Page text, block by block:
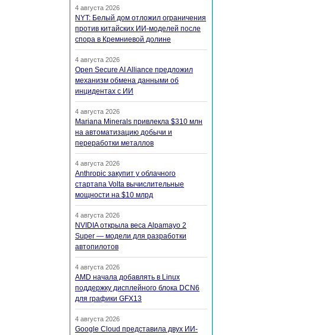
4 августа 2026
NYT: Белый дом отложил ограничения
против китайских ИИ-моделей после
спора в Кремниевой долине
4 августа 2026
Open Secure AI Alliance предложил
механизм обмена данными об
инцидентах с ИИ
4 августа 2026
Mariana Minerals привлекла $310 млн
на автоматизацию добычи и
переработки металлов
4 августа 2026
Anthropic закупит у облачного
стартапа Volta вычислительные
мощности на $10 млрд
4 августа 2026
NVIDIA открыла веса Alpamayo 2
Super — модели для разработки
автопилотов
4 августа 2026
AMD начала добавлять в Linux
поддержку дисплейного блока DCN6
для графики GFX13
4 августа 2026
Google Cloud представила двух ИИ-